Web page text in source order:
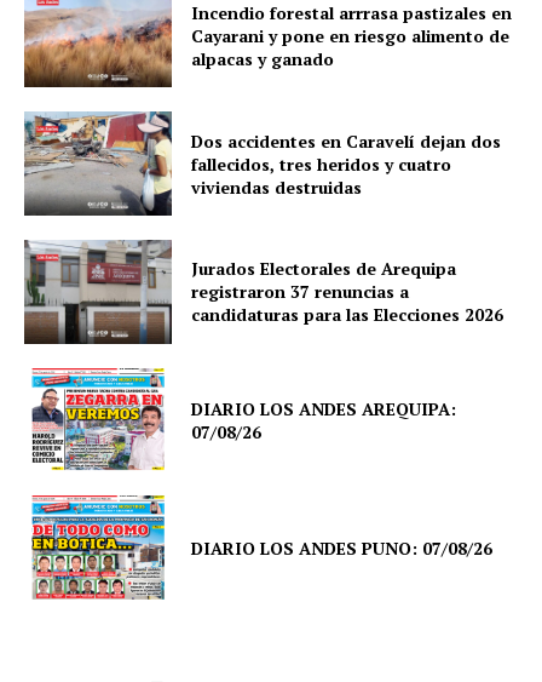
Incendio forestal arrrasa pastizales en
Cayarani y pone en riesgo alimento de
alpacas y ganado
Dos accidentes en Caravelí dejan dos
fallecidos, tres heridos y cuatro
viviendas destruidas
Jurados Electorales de Arequipa
registraron 37 renuncias a
candidaturas para las Elecciones 2026
DIARIO LOS ANDES AREQUIPA:
07/08/26
DIARIO LOS ANDES PUNO: 07/08/26